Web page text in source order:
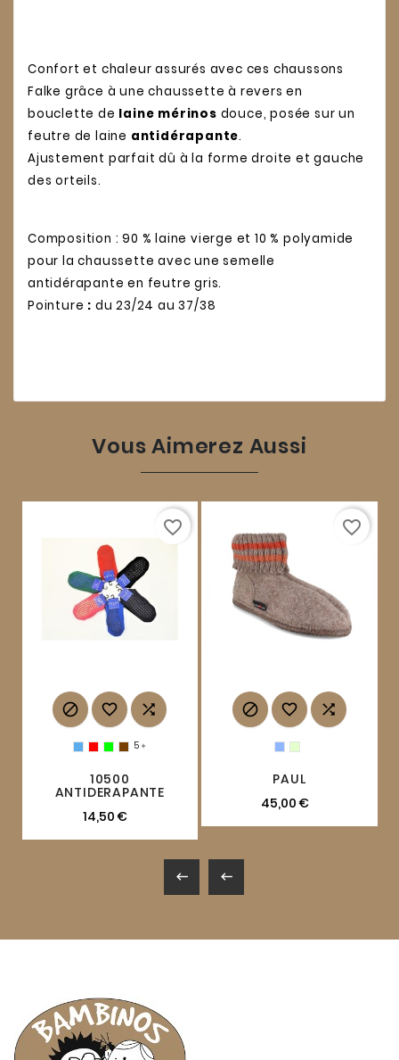
Confort et chaleur assurés avec ces chaussons
Falke grâce à une chaussette à revers en
bouclette de laine mérinos douce, posée sur un
feutre de laine antidérapante.
Ajustement parfait dû à la forme droite et gauche
des orteils.
Composition : 90 % laine vierge et 10 % polyamide
pour la chaussette avec une semelle
antidérapante en feutre gris.
Pointure : du 23/24 au 37/38
Vous Aimerez Aussi
  
5 
10500
ANTIDERAPANTE
14,50 €
favorite_border
  
PAUL
45,00 €
favorite_border
 